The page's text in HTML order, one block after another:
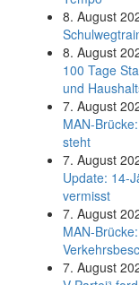
8. August
8. August
100 Tage
und
7. August
MAN-
steht
7. August
Update: 14-
vermisst
7. August
MAN-
7. August